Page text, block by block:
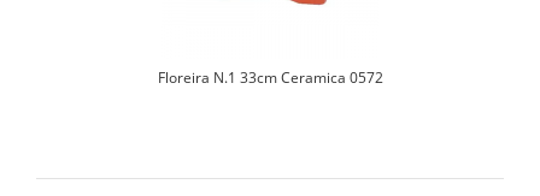
Floreira N.1 33cm Ceramica 0572